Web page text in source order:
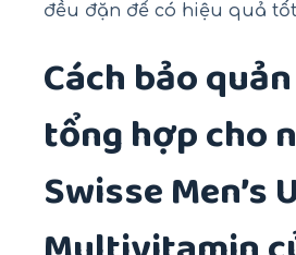
đều đặn để có hiệu quả
Cách bảo
tổng hợp cho
Swisse